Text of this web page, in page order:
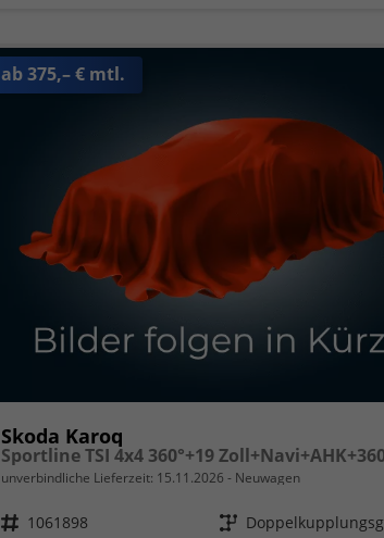
ab 375,– € mtl.
Skoda Karoq
unverbindliche Lieferzeit: 15.11.2026 Neuwagen
Fahrzeugnr. 1061898 Getriebe